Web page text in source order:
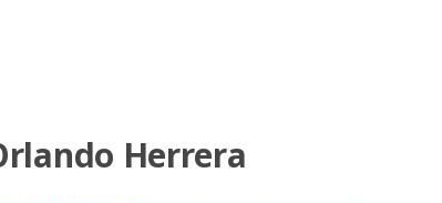
Herrera
SAMANA. - eXp Realty República Dominicana